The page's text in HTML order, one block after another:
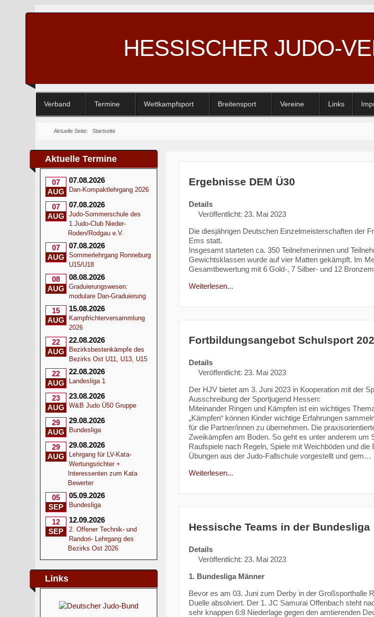
HESSISCHER JUDO-
Verband Termine Wettkampfsport Breitensport Vereine Links
Aktuelle Seite:Startseite
Aktuelle Termine
07
AUG
07.08.2026
Dan-Kompaktlehrgang 2026
07
AUG
07.08.2026
Judo-Sommerschule des
1.Judo-Club Nieder-
Roden/Rodgau e.V.
07
AUG
07.08.2026
Sommerlehrgang Ronneburg
U15/U18
08
AUG
08.08.2026
Graduierungswesen:
modulare Dan-Graduierung
15
AUG
15.08.2026
Kampfrichterversammlung
2026
22
AUG
22.08.2026
Bezirksbestenkämpfe des
Bezirks Ost U11, U13, U15
22
AUG
22.08.2026
Landesliga 1
23
AUG
23.08.2026
W&B Judo Ü50 Gruppe
29
AUG
29.08.2026
Bundesliga
29
AUG
29.08.2026
Lehrgang für LV-Kata-
Wertungsrichter +
Interessenten zum Kata
Bewerter
05
SEP
05.09.2026
Bundesliga
12
SEP
12.09.2026
2. Offener Technik- und
Randori- Lehrgang des
Bezirks Ost 2026
Links
Ergebnisse DEM Ü30
Details
Veröffentlicht: 23. Mai 2023
Die diesjährigen Deutschen Einzelmeisterschaften der
Ems statt.
Insgesamt starteten ca. 350 Teilnehmerinnen und
Gewichtsklassen wurde auf vier Matten gekämpft. Im
Gesamtbewertung mit 6 Gold-, 7 Silber- und 12
Weiterlesen...
Fortbildungsangebot Schulsport
Details
Veröffentlicht: 23. Mai 2023
Der HJV bietet am 3. Juni 2023 in Kooperation mit der
Ausschreibung der Sportjugend Hessen:
Miteinander Ringen und Kämpfen ist ein wichtiges
„Kämpfen“ können Kinder wichtige Erfahrungen
für die Partner/innen zu übernehmen. Die
Zweikämpfen am Boden. So geht es unter anderem
Raufspiele nach Regeln, Spiele mit Weichböden und
Übungen aus der Judo-Fallschule vorgestellt und gem…
Weiterlesen...
Hessische Teams in der Bundesliga
Details
Veröffentlicht: 23. Mai 2023
1. Bundesliga Männer
Bevor es am 03. Juni zum Derby in der Großsporthalle
Duelle absolviert. Der 1. JC Samurai Offenbach steht
sehr knappen 6:8 Niederlage gegen den amtierenden